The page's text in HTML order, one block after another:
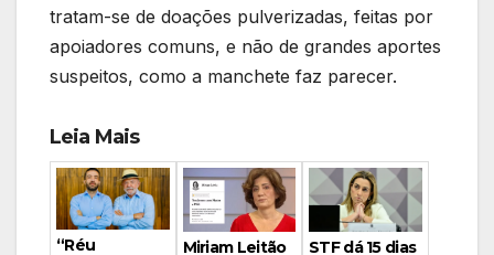
tratam-se de doações pulverizadas, feitas por
apoiadores comuns, e não de grandes aportes
suspeitos, como a manchete faz parecer.
Leia Mais
“Réu
Miriam Leitão
STF dá 15 dias